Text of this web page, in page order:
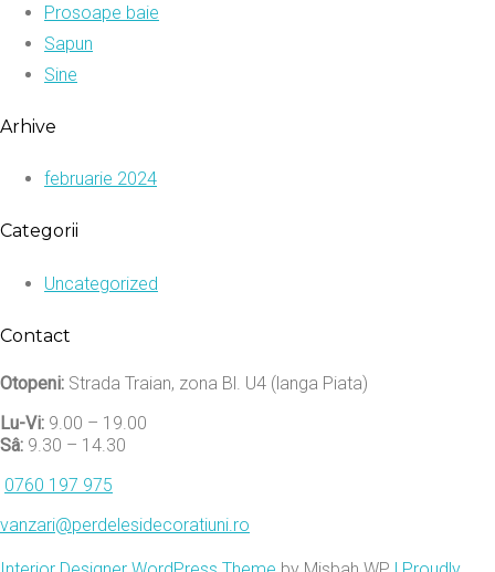
Prosoape baie
Sapun
Sine
Arhive
februarie 2024
Categorii
Uncategorized
Contact
Otopeni: Strada Traian, zona Bl. U4 (langa Piata)
Lu-Vi: 9.00 – 19.00
Sâ: 9.30 – 14.30
0760 197 975
vanzari@perdelesidecoratiuni.ro